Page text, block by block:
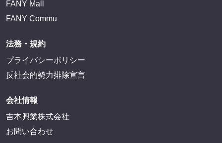
FANY
FANY Ticket
FANY Mall
FANY Commu
法務・規約
プライバシーポリシー